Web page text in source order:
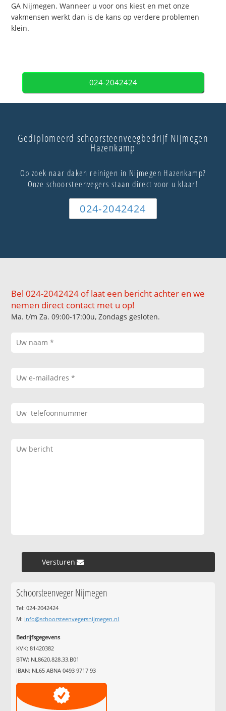
GA Nijmegen. Wanneer u voor ons kiest en met onze
vakmensen werkt dan is de kans op verdere problemen
klein.
024-2042424
Gediplomeerd schoorsteenveegbedrijf Nijmegen
Hazenkamp
Op zoek naar daken reinigen in Nijmegen Hazenkamp?
Onze schoorsteenvegers staan direct voor u klaar!
024-2042424
Bel 024-2042424 of laat een bericht achter en we
nemen direct contact met u op!
Ma. t/m Za. 09:00-17:00u, Zondags gesloten.
Versturen »
Schoorsteenveger Nijmegen
Tel: 024-2042424
M: info@schoorsteenvegersnijmegen.nl
Bedrijfsgegevens
KVK: 81420382
BTW: NL8620.828.33.B01
IBAN: NL65 ABNA 0493 9717 93